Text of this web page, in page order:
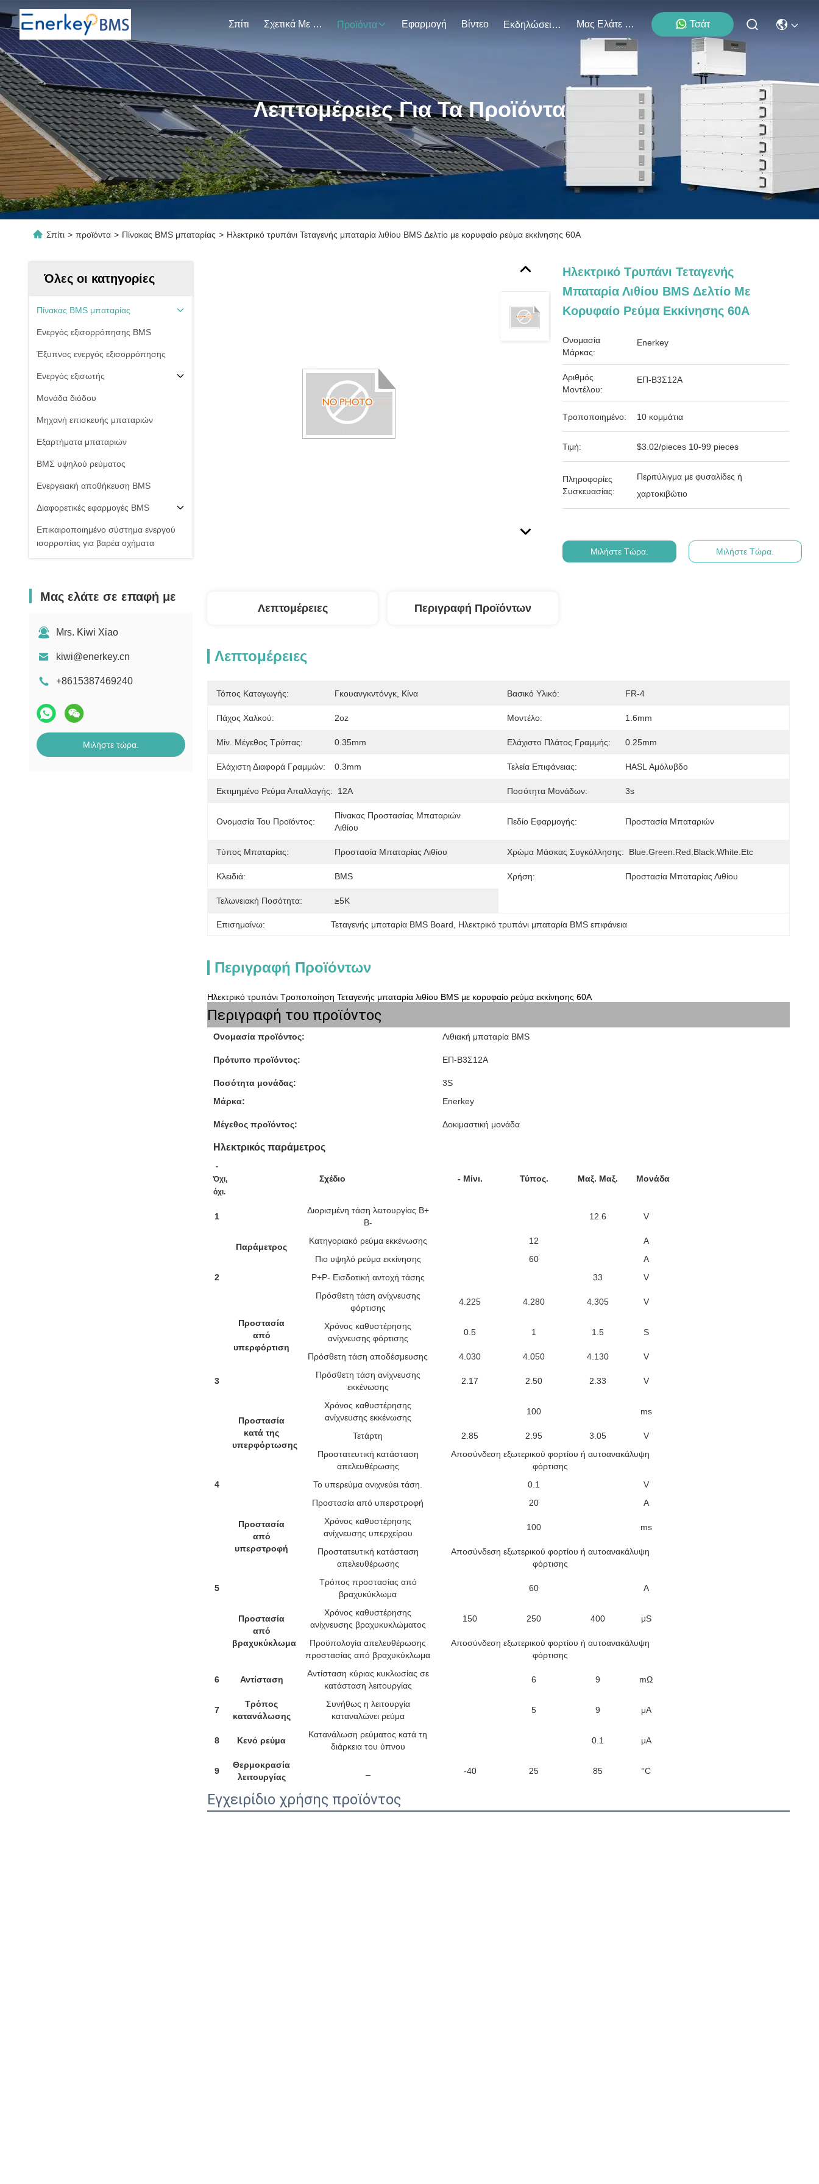
Σπίτι Σχετικά Με Εμάς Προϊόντα Εφαρμογή Βίντεο Εκδηλώσεις Μας Ελάτε Σε Επαφή Με Τσάτ
Λεπτομέρειες Για Τα Προϊόντα
Σπίτι > προϊόντα > Πίνακας BMS μπαταρίας > Ηλεκτρικό τρυπάνι Τεταγενής μπαταρία λιθίου BMS Δελτίο με κορυφαίο ρεύμα εκκίνησης 60A
Όλες οι κατηγορίες
Πίνακας BMS μπαταρίας
Ενεργός εξισορρόπησης BMS
Έξυπνος ενεργός εξισορρόπησης
Ενεργός εξισωτής
Μονάδα διόδου
Μηχανή επισκευής μπαταριών
Εξαρτήματα μπαταριών
ΒΜΣ υψηλού ρεύματος
Ενεργειακή αποθήκευση BMS
Διαφορετικές εφαρμογές BMS
Επικαιροποιημένο σύστημα ενεργού
ισορροπίας για βαρέα οχήματα
Μας ελάτε σε επαφή με
Mrs. Kiwi Xiao
kiwi@enerkey.cn
+8615387469240
Μιλήστε τώρα.
Ηλεκτρικό Τρυπάνι Τεταγενής
Μπαταρία Λιθίου BMS Δελτίο Με
Κορυφαίο Ρεύμα Εκκίνησης 60A
Ονομασία
Μάρκας:
Enerkey
Αριθμός
Μοντέλου:
ΕΠ-Β3Σ12Α
Τροποποιημένο: 10 κομμάτια
Τιμή: $3.02/pieces 10-99 pieces
Πληροφορίες
Συσκευασίας:
Περιτύλιγμα με φυσαλίδες ή
χαρτοκιβώτιο
Μιλήστε Τώρα. Μιλήστε Τώρα.
Λεπτομέρειες Περιγραφή Προϊόντων
Λεπτομέρειες
Τόπος Καταγωγής: Γκουανγκντόνγκ, Κίνα Βασικό Υλικό: FR-4
Πάχος Χαλκού: 2oz Μοντέλο: 1.6mm
Μίν. Μέγεθος Τρύπας: 0.35mm Ελάχιστο Πλάτος Γραμμής: 0.25mm
Ελάχιστη Διαφορά Γραμμών: 0.3mm Τελεία Επιφάνειας: HASL Αμόλυβδο
Εκτιμημένο Ρεύμα Απαλλαγής: 12Α Ποσότητα Μονάδων: 3s
Ονομασία Του Προϊόντος:
Πίνακας Προστασίας Μπαταριών
Λιθίου
Πεδίο Εφαρμογής: Προστασία Μπαταριών
Τύπος Μπαταρίας: Προστασία Μπαταρίας Λιθίου Χρώμα Μάσκας Συγκόλλησης: Blue.green.red.black.white.etc
Κλειδιά: BMS Χρήση: Προστασία Μπαταρίας Λιθίου
Τελωνειακή Ποσότητα: ≥5K
Επισημαίνω: Τεταγενής μπαταρία BMS Board Ηλεκτρικό τρυπάνι μπαταρία BMS επιφάνεια
Περιγραφή Προϊόντων
Ηλεκτρικό τρυπάνι Τροποποίηση Τεταγενής μπαταρία λιθίου BMS με κορυφαίο ρεύμα εκκίνησης 60A
Περιγραφή του προϊόντος
Ονομασία προϊόντος: Λιθιακή μπαταρία BMS
Πρότυπο προϊόντος: ΕΠ-Β3Σ12Α
Ποσότητα μονάδας:
3S
Μάρκα:
Enerkey
Μέγεθος προϊόντος: Δοκιμαστική μονάδα
Ηλεκτρικός παράμετρος
-
Όχι,
όχι.
Σχέδιο - Μίνι. Τύπος. Μαξ. Μαξ. Μονάδα
1
Παράμετρος
Διορισμένη τάση λειτουργίας B+
B-
12.6 V
Κατηγοριακό ρεύμα εκκένωσης 12
Α
Πιο υψηλό ρεύμα εκκίνησης
60
Α
2
Προστασία
από
υπερφόρτιση
P+P- Εισδοτική αντοχή τάσης 33
V
Πρόσθετη τάση ανίχνευσης
φόρτισης
4.225 4.280 4.305 V
Χρόνος καθυστέρησης
ανίχνευσης φόρτισης
0.5 1 1.5 S
Πρόσθετη τάση αποδέσμευσης 4.030 4.050 4.130 V
3
Προστασία
κατά της
υπερφόρτωσης
Πρόσθετη τάση ανίχνευσης
εκκένωσης
2.17 2.50 2.33 V
Χρόνος καθυστέρησης
ανίχνευσης εκκένωσης
100 ms
Τετάρτη 2.85 2.95 3.05
V
Προστατευτική κατάσταση
απελευθέρωσης
Αποσύνδεση εξωτερικού φορτίου ή αυτοανακάλυψη
φόρτισης
4
Προστασία
από
υπερστροφή
Το υπερεύμα ανιχνεύει τάση. 0.1
V
Προστασία από υπερστροφή
20
Α
Χρόνος καθυστέρησης
ανίχνευσης υπερχείρου
100 ms
Προστατευτική κατάσταση
απελευθέρωσης
Αποσύνδεση εξωτερικού φορτίου ή αυτοανακάλυψη
φόρτισης
5
Προστασία
από
βραχυκύκλωμα
Τρόπος προστασίας από
βραχυκύκλωμα
60 Α
Χρόνος καθυστέρησης
ανίχνευσης βραχυκυκλώματος
150 250 400 μS
Προϋπολογία απελευθέρωσης
προστασίας από βραχυκύκλωμα
Αποσύνδεση εξωτερικού φορτίου ή αυτοανακάλυψη
φόρτισης
6 Αντίσταση
Αντίσταση κύριας κυκλωσίας σε
κατάσταση λειτουργίας
6 9 mΩ
7
Τρόπος
κατανάλωσης
Συνήθως η λειτουργία
καταναλώνει ρεύμα
5 9 μA
8 Κενό ρεύμα
Κατανάλωση ρεύματος κατά τη
διάρκεια του ύπνου
0.1 μA
9
Θερμοκρασία
λειτουργίας
-40 25 85 °C
Εγχειρίδιο χρήσης προϊόντος